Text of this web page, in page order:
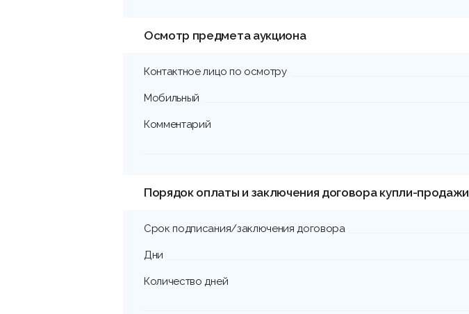
Осмотр предмета аукциона
Контактное лицо по осмотру
Мобильный
Комментарий
Порядок оплаты и заключения договора купли-продажи
Срок подписания/заключения договора
Дни
Количество дней